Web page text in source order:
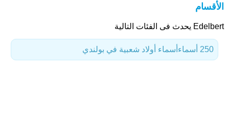
الأقسام
Edelbert يحدث فى الفئات التالية
أسماء أولاد شعبية في بولندي 250 أسماء